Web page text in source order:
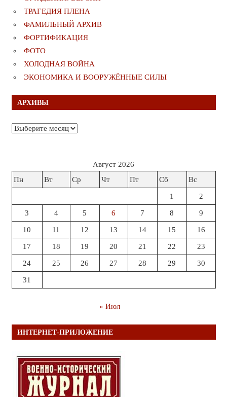
ТРАГЕДИЯ ПЛЕНА
ФАМИЛЬНЫЙ АРХИВ
ФОРТИФИКАЦИЯ
ФОТО
ХОЛОДНАЯ ВОЙНА
ЭКОНОМИКА И ВООРУЖЁННЫЕ СИЛЫ
АРХИВЫ
Архивы
Август 2026
Пн
Вт Ср Чт Пт Сб Вс
1 2
3 4 5 6 7 8 9
10 11 12 13 14 15 16
17 18 19 20 21 22 23
24 25 26 27 28 29 30
31
« Июл
ИНТЕРНЕТ-ПРИЛОЖЕНИЕ